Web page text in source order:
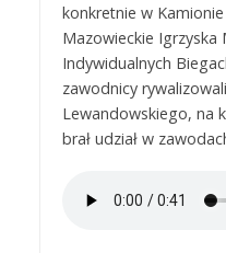
konkretnie w Kamionie
Mazowieckie Igrzyska
Indywidualnych
zawodnicy
Lewandowskiego, na
brał udział w